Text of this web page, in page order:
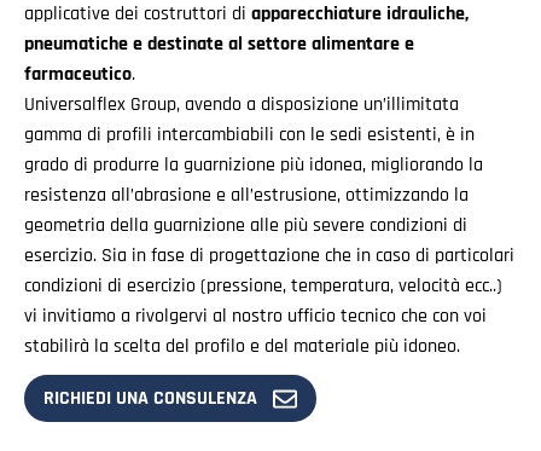
applicative dei costruttori di apparecchiature idrauliche,
pneumatiche e destinate al settore alimentare e
farmaceutico.
Universalflex Group, avendo a disposizione un’illimitata
gamma di profili intercambiabili con le sedi esistenti, è in
grado di produrre la guarnizione più idonea, migliorando la
resistenza all’abrasione e all’estrusione, ottimizzando la
geometria della guarnizione alle più severe condizioni di
esercizio. Sia in fase di progettazione che in caso di particolari
condizioni di esercizio (pressione, temperatura, velocità ecc..)
vi invitiamo a rivolgervi al nostro ufficio tecnico che con voi
stabilirà la scelta del profilo e del materiale più idoneo.
RICHIEDI UNA CONSULENZA